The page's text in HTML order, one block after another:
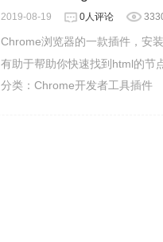
2019-08-19 0人评论
Chrome浏览器的一款插件，安
有助于帮助你快速找到html的节
分类： Chrome开发者工具插件